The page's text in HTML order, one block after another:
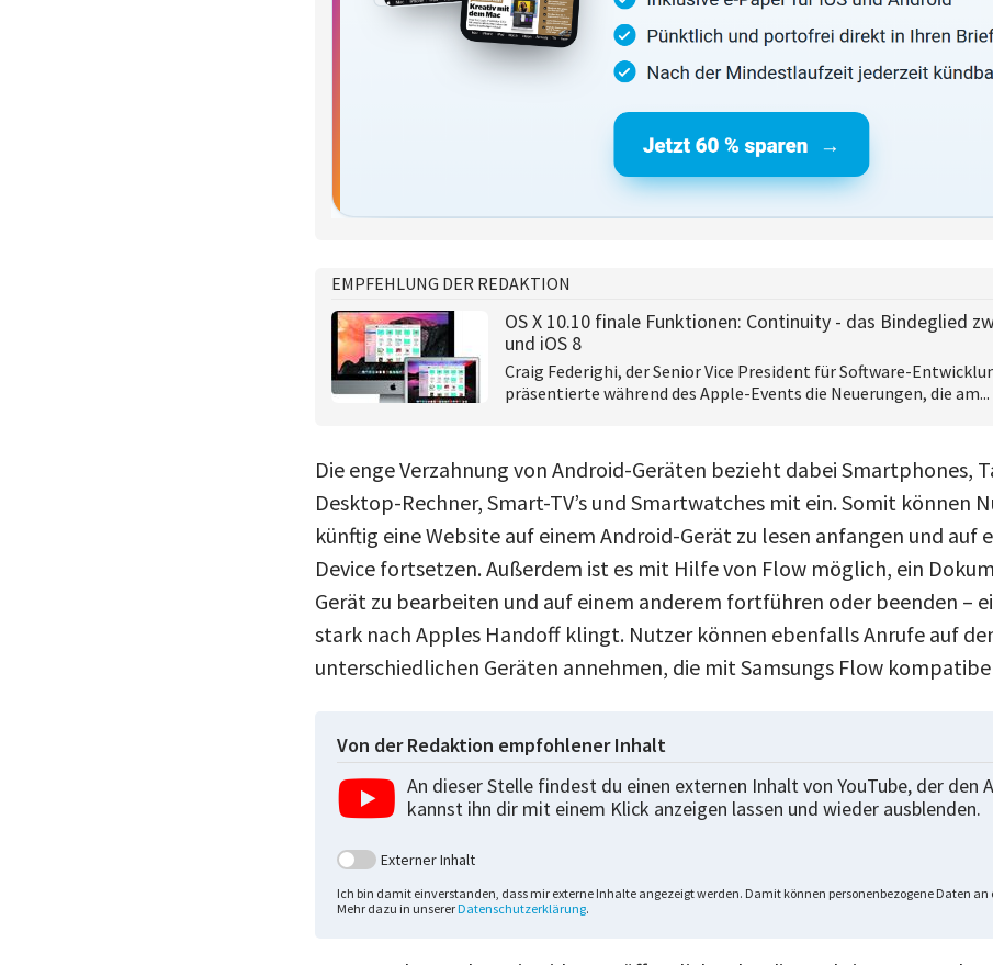
EMPFEHLUNG DER REDAKTION
OS X 10.10 finale Funktionen: Continuity - das Bindeglied
und iOS 8
Craig Federighi, der Senior Vice President für Software-
präsentierte während des Apple-Events die Neuerungen, die am...
Die enge Verzahnung von Android-Geräten bezieht dabei Smartphones,
Desktop-Rechner, Smart-TV’s und Smartwatches mit ein. Somit können
künftig eine Website auf einem Android-Gerät zu lesen anfangen und auf
Device fortsetzen. Außerdem ist es mit Hilfe von Flow möglich, ein
Gerät zu bearbeiten und auf einem anderem fortführen oder beenden –
stark nach Apples Handoff klingt. Nutzer können ebenfalls Anrufe auf
unterschiedlichen Geräten annehmen, die mit Samsungs Flow
Von der Redaktion empfohlener Inhalt
An dieser Stelle findest du einen externen Inhalt von YouTube, der den
kannst ihn dir mit einem Klick anzeigen lassen und wieder ausblenden.
Externer Inhalt
Ich bin damit einverstanden, dass mir externe Inhalte angezeigt werden. Damit können personenbezogene Daten
Mehr dazu in unserer Datenschutzerklärung.